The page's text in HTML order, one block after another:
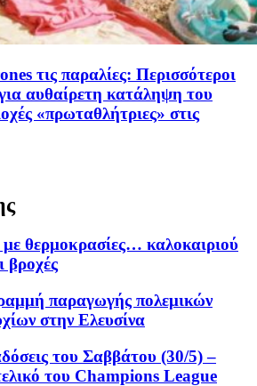
τις παραλίες: Περισσότεροι
αυθαίρετη κατάληψη του
«πρωταθλήτριες» στις
θερμοκρασίες… καλοκαιριού
βροχές
παραγωγής πολεμικών
στην Ελευσίνα
του Σαββάτου (30/5) –
του Champions League